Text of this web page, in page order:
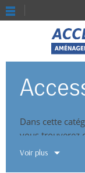
Dans cette
vous trouverez
multiplier votre
Voir plus